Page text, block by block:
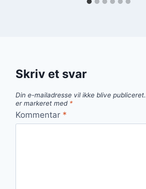
Skriv et svar
Din e-mailadresse vil ikke blive publiceret.
er markeret med *
Kommentar *